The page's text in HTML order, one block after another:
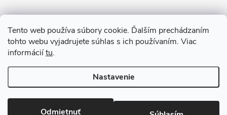
Tento web používa súbory cookie. Ďalším prechádzaním
tohto webu vyjadrujete súhlas s ich používaním. Viac
informáciítu.
Nastavenie
Odmietnuť
Sledovať na Instagrame
123kociky.sk. Všetky práva vyhradené.